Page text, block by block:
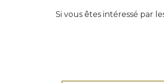
Si vous êtes intéressé par